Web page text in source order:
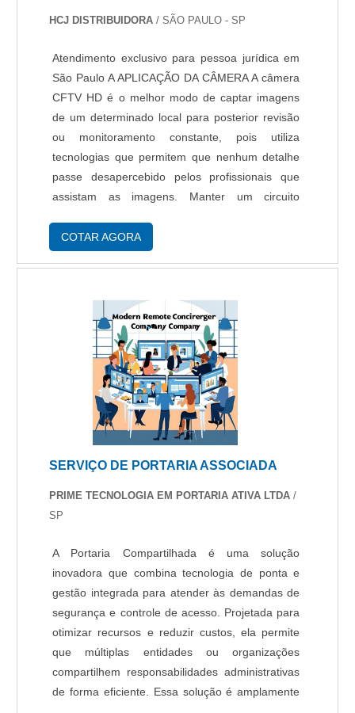
HCJ DISTRIBUIDORA / SÃO PAULO - SP
Atendimento exclusivo para pessoa jurídica em
São Paulo A APLICAÇÃO DA CÂMERA A câmera
CFTV HD é o melhor modo de captar imagens
de um determinado local para posterior revisão
ou monitoramento constante, pois utiliza
tecnologias que permitem que nenhum detalhe
passe desapercebido pelos profissionais que
assistam as imagens. Manter um circuito
resulta em grande consumo de energia, pois
estes equipamentos....
COTAR AGORA
SERVIÇO DE PORTARIA ASSOCIADA
PRIME TECNOLOGIA EM PORTARIA ATIVA LTDA /
SP
A Portaria Compartilhada é uma solução
inovadora que combina tecnologia de ponta e
gestão integrada para atender às demandas de
segurança e controle de acesso. Projetada para
otimizar recursos e reduzir custos, ela permite
que múltiplas entidades ou organizações
compartilhem responsabilidades administrativas
de forma eficiente. Essa solução é amplamente